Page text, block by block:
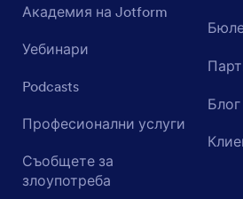
Академия на Jotform
Уебинари
Podcasts
Професионални услуги
Съобщете за
злоупотреба
Блог